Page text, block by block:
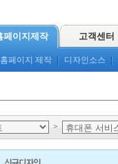
페이지제작 고객센터
홈페이지 제작 디자인소스
>